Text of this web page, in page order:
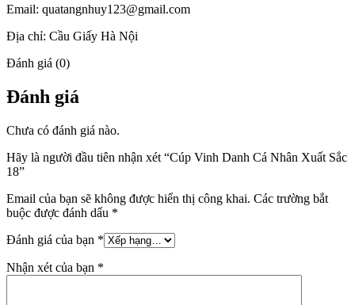
Email: quatangnhuy123@gmail.com
Địa chỉ: Cầu Giấy Hà Nội
Đánh giá (0)
Đánh giá
Chưa có đánh giá nào.
Hãy là người đầu tiên nhận xét “Cúp Vinh Danh Cá Nhân Xuất Sắc
18”
Email của bạn sẽ không được hiển thị công khai. Các trường bắt
buộc được đánh dấu *
Đánh giá của bạn *
Nhận xét của bạn *